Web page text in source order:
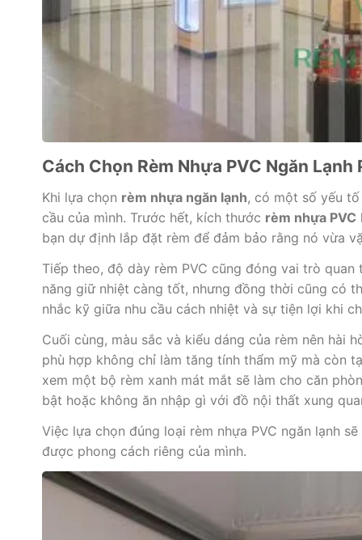
Cách Chọn Rèm Nhựa PVC Ngăn Lạnh
Khi lựa chọn rèm nhựa ngăn lạnh, có một số yếu
cầu của mình. Trước hết, kích thước rèm nhựa PVC
bạn dự định lắp đặt rèm để đảm bảo rằng nó vừa
Tiếp theo, độ dày rèm PVC cũng đóng vai trò
năng giữ nhiệt càng tốt, nhưng đồng thời cũng có
nhắc kỹ giữa nhu cầu cách nhiệt và sự tiện lợi khi
Cuối cùng, màu sắc và kiểu dáng của rèm nên hài
phù hợp không chỉ làm tăng tính thẩm mỹ mà còn
xem một bộ rèm xanh mát mắt sẽ làm cho căn
bật hoặc không ăn nhập gì với đồ nội thất xung
Việc lựa chọn đúng loại rèm nhựa PVC ngăn lạnh
được phong cách riêng của mình.